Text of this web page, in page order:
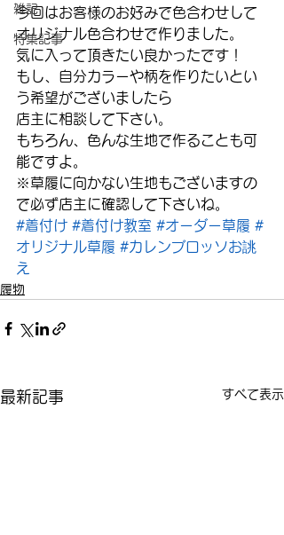
雑記
特集記事
今回はお客様のお好みで色合わせして
オリジナル色合わせで作りました。
気に入って頂きたい良かったです！
もし、自分カラーや柄を作りたいとい
う希望がございましたら
店主に相談して下さい。
もちろん、色んな生地で作ることも可
能ですよ。
※草履に向かない生地もございますの
で必ず店主に確認して下さいね。
#着付け #着付け教室 #オーダー草履 #
オリジナル草履 #カレンブロッソお誂
え
履物
最新記事 すべて表示